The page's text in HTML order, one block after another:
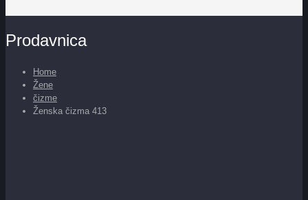
Prodavnica
Home
Žene
čizme
Ženska čizma 413